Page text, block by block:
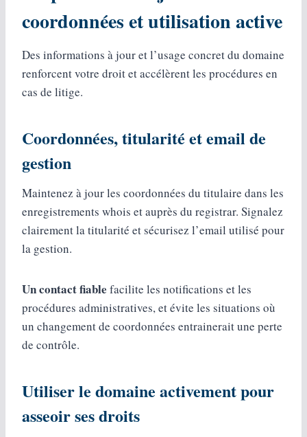
coordonnées et utilisation active
Des informations à jour et l’usage concret du domaine
renforcent votre droit et accélèrent les procédures en
cas de litige.
Coordonnées, titularité et email de
gestion
Maintenez à jour les coordonnées du titulaire dans les
enregistrements whois et auprès du registrar. Signalez
clairement la titularité et sécurisez l’email utilisé pour
la gestion.
Un contact fiable facilite les notifications et les
procédures administratives, et évite les situations où
un changement de coordonnées entrainerait une perte
de contrôle.
Utiliser le domaine activement pour
asseoir ses droits